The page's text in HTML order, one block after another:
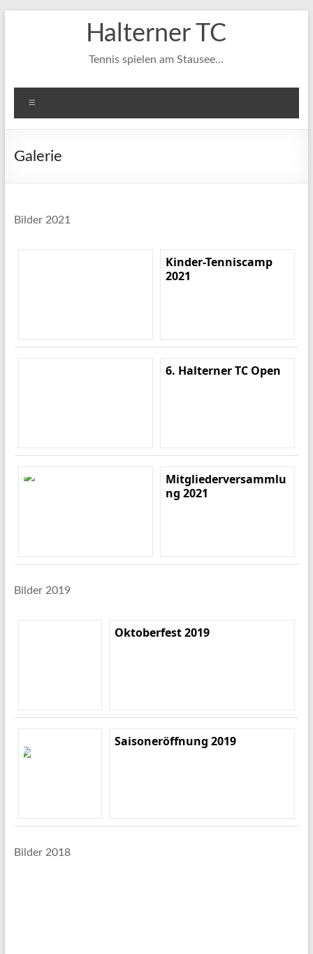
Halterner TC
Tennis spielen am Stausee…
Galerie
Bilder 2021
Kinder-Tenniscamp
2021
6. Halterner TC Open
Mitgliederversammlu
ng 2021
Bilder 2019
Oktoberfest 2019
Saisoneröffnung 2019
Bilder 2018